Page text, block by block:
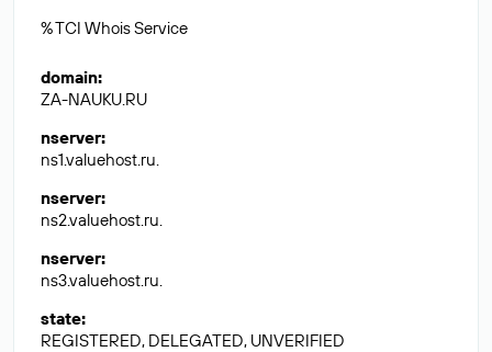
% TCI Whois Service
domain:
ZA-NAUKU.RU
nserver:
ns1.valuehost.ru.
nserver:
ns2.valuehost.ru.
nserver:
ns3.valuehost.ru.
state:
REGISTERED, DELEGATED, UNVERIFIED